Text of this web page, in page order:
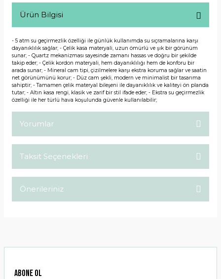
Ürün Bilgisi
- 5 atm su geçirmezlik özelliği ile günlük kullanımda su sıçramalarına karşı
dayanıklılık sağlar; - Çelik kasa materyali, uzun ömürlü ve şık bir görünüm
sunar; - Quartz mekanizması sayesinde zamanı hassas ve doğru bir şekilde
takip eder; - Çelik kordon materyali, hem dayanıklılığı hem de konforu bir
arada sunar; - Mineral cam tipi, çizilmelere karşı ekstra koruma sağlar ve saatin
net görünümünü korur; - Düz cam şekli, modern ve minimalist bir tasarıma
sahiptir; - Tamamen çelik materyal bileşeni ile dayanıklılık ve kaliteyi ön planda
tutar; - Altın kasa rengi, klasik ve zarif bir stil ifade eder; - Ekstra su geçirmezlik
özelliği ile her türlü hava koşulunda güvenle kullanılabilir;
Yorumlar
Taksit Seçenekleri
Önerileriniz
Ürün resmi kalitesiz, bozuk veya görüntülenemiyor.
ABONE OL